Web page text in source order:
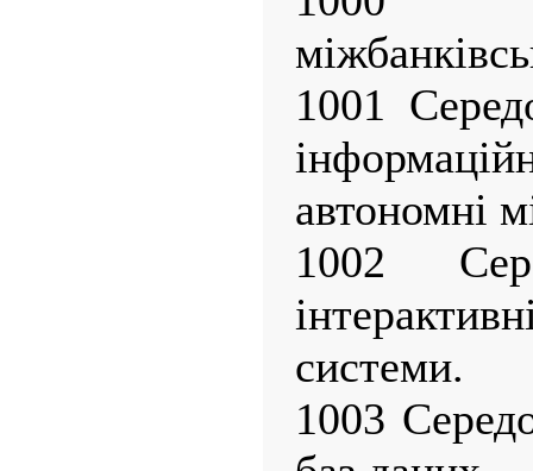
1001
автономні
1002
системи.
1003